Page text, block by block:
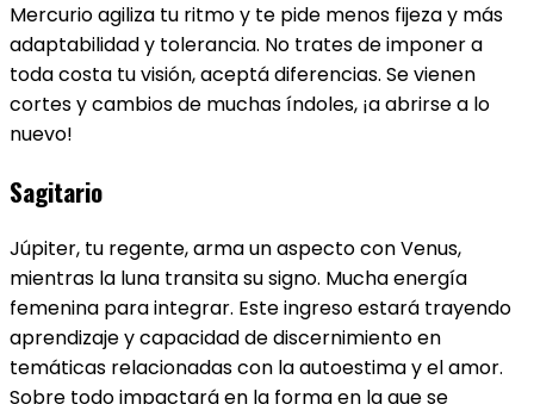
Mercurio agiliza tu ritmo y te pide menos fijeza y más
adaptabilidad y tolerancia. No trates de imponer a
toda costa tu visión, aceptá diferencias. Se vienen
cortes y cambios de muchas índoles, ¡a abrirse a lo
nuevo!
Sagitario
Júpiter, tu regente, arma un aspecto con Venus,
mientras la luna transita su signo. Mucha energía
femenina para integrar. Este ingreso estará trayendo
aprendizaje y capacidad de discernimiento en
temáticas relacionadas con la autoestima y el amor.
Sobre todo impactará en la forma en la que se